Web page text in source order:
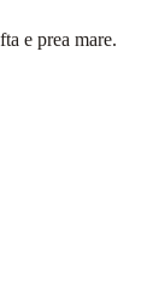
e prea mare.